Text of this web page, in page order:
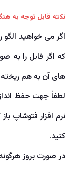
نکته قابل توجه به
اگر می خواهید الگو
که اگر فایل را به
های آن به هم
لطفاً جهت حفظ
نرم افزار فتوشاپ
کنید.
در صورت بروز